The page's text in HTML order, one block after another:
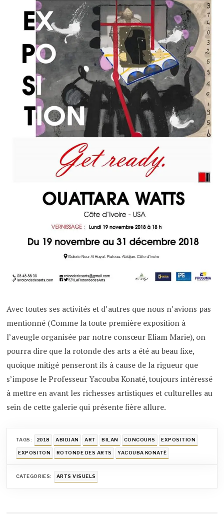
Avec toutes ses activités et d’autres que nous n’avions pas
mentionné (Comme la toute première exposition à
l’aveugle organisée par notre consœur Eliam Marie), on
pourra dire que la rotonde des arts a été au beau fixe,
quoique mitigé penseront ils à cause de la rigueur que
s’impose le Professeur Yacouba Konaté, toujours intéressé
à mettre en avant les richesses artistiques et culturelles au
sein de cette galerie qui présente fière allure.
TAGS: 2018 ABIDJAN ART BILAN CONCOURS EXPOSITION
EXPOSITON ROTONDE DES ARTS YACOUBA KONATÉ
CATEGORIES: ARTS VISUELS